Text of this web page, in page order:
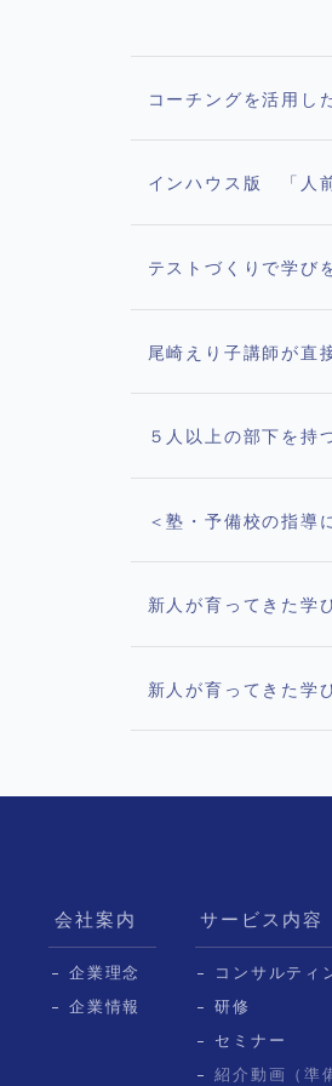
コーチングを活用し
インハウス版 「人
テストづくりで学び
尾崎えり子講師が直
５人以上の部下を
＜塾・予備校の指導
新人が育ってきた学
新人が育ってきた
会社案内
企業理念
企業情報
サービス内容
コンサルティ
研修
セミナー
紹介動画（準